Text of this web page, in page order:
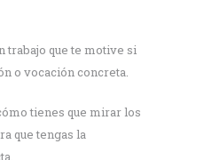
trabajo que te motive si
o vocación concreta.
tienes que mirar los
que tengas la